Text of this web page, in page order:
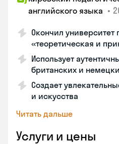
английского языка •
Окончил университет
«теоретическая и
Использует
британских и
Создает
и искусства
Читать дальше
Услуги и цены